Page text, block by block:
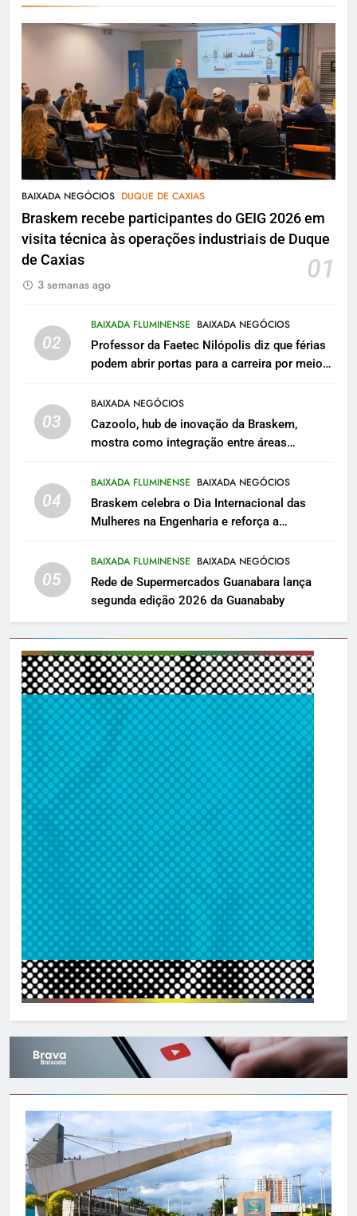
BAIXADA NEGÓCIOS DUQUE DE CAXIAS
Braskem recebe participantes do GEIG 2026 em
visita técnica às operações industriais de Duque
de Caxias
01
3 semanas ago
02
BAIXADA FLUMINENSE BAIXADA NEGÓCIOS
Professor da Faetec Nilópolis diz que férias
podem abrir portas para a carreira por meio
03
BAIXADA NEGÓCIOS
Cazoolo, hub de inovação da Braskem,
mostra como integração entre áreas
04
BAIXADA FLUMINENSE BAIXADA NEGÓCIOS
Braskem celebra o Dia Internacional das
Mulheres na Engenharia e reforça a
05
BAIXADA FLUMINENSE BAIXADA NEGÓCIOS
Rede de Supermercados Guanabara lança
segunda edição 2026 da Guanababy